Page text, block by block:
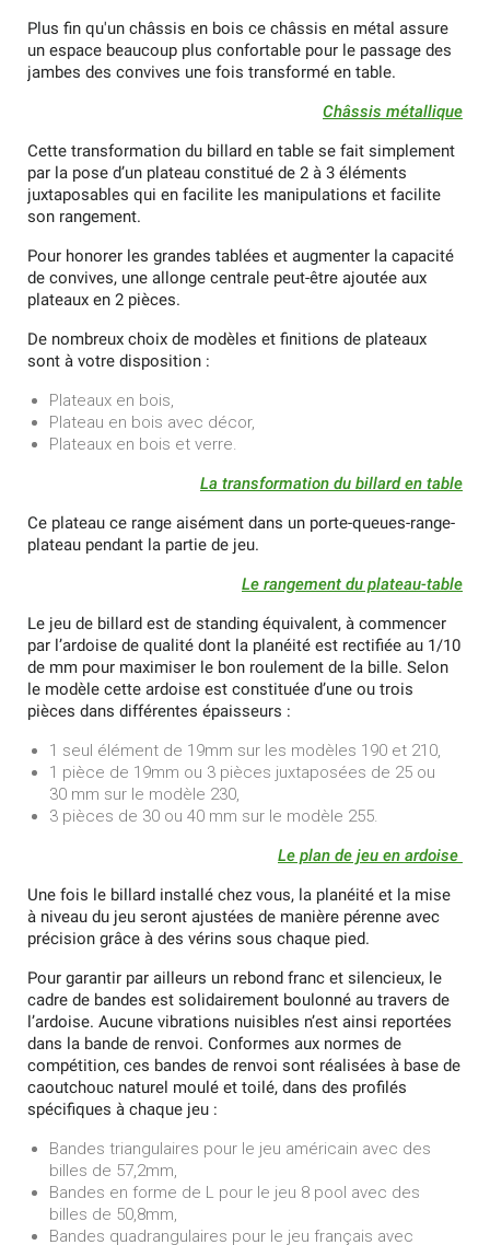
Plus fin qu'un châssis en bois ce châssis en métal assure
un espace beaucoup plus confortable pour le passage des
jambes des convives une fois transformé en table.
Châssis métallique
Cette transformation du billard en table se fait simplement
par la pose d’un plateau constitué de 2 à 3 éléments
juxtaposables qui en facilite les manipulations et facilite
son rangement.
Pour honorer les grandes tablées et augmenter la capacité
de convives, une allonge centrale peut-être ajoutée aux
plateaux en 2 pièces.
De nombreux choix de modèles et finitions de plateaux
sont à votre disposition :
Plateaux en bois,
Plateau en bois avec décor,
Plateaux en bois et verre.
La transformation du billard en table
Ce plateau ce range aisément dans un porte-queues-range-
plateau pendant la partie de jeu.
Le rangement du plateau-table
Le jeu de billard est de standing équivalent, à commencer
par l’ardoise de qualité dont la planéité est rectifiée au 1/10
de mm pour maximiser le bon roulement de la bille. Selon
le modèle cette ardoise est constituée d’une ou trois
pièces dans différentes épaisseurs :
1 seul élément de 19mm sur les modèles 190 et 210,
1 pièce de 19mm ou 3 pièces juxtaposées de 25 ou
30 mm sur le modèle 230,
3 pièces de 30 ou 40 mm sur le modèle 255.
Le plan de jeu en ardoise
Une fois le billard installé chez vous, la planéité et la mise
à niveau du jeu seront ajustées de manière pérenne avec
précision grâce à des vérins sous chaque pied.
Pour garantir par ailleurs un rebond franc et silencieux, le
cadre de bandes est solidairement boulonné au travers de
l’ardoise. Aucune vibrations nuisibles n’est ainsi reportées
dans la bande de renvoi. Conformes aux normes de
compétition, ces bandes de renvoi sont réalisées à base de
caoutchouc naturel moulé et toilé, dans des profilés
spécifiques à chaque jeu :
Bandes triangulaires pour le jeu américain avec des
billes de 57,2mm,
Bandes en forme de L pour le jeu 8 pool avec des
billes de 50,8mm,
Bandes quadrangulaires pour le jeu français avec